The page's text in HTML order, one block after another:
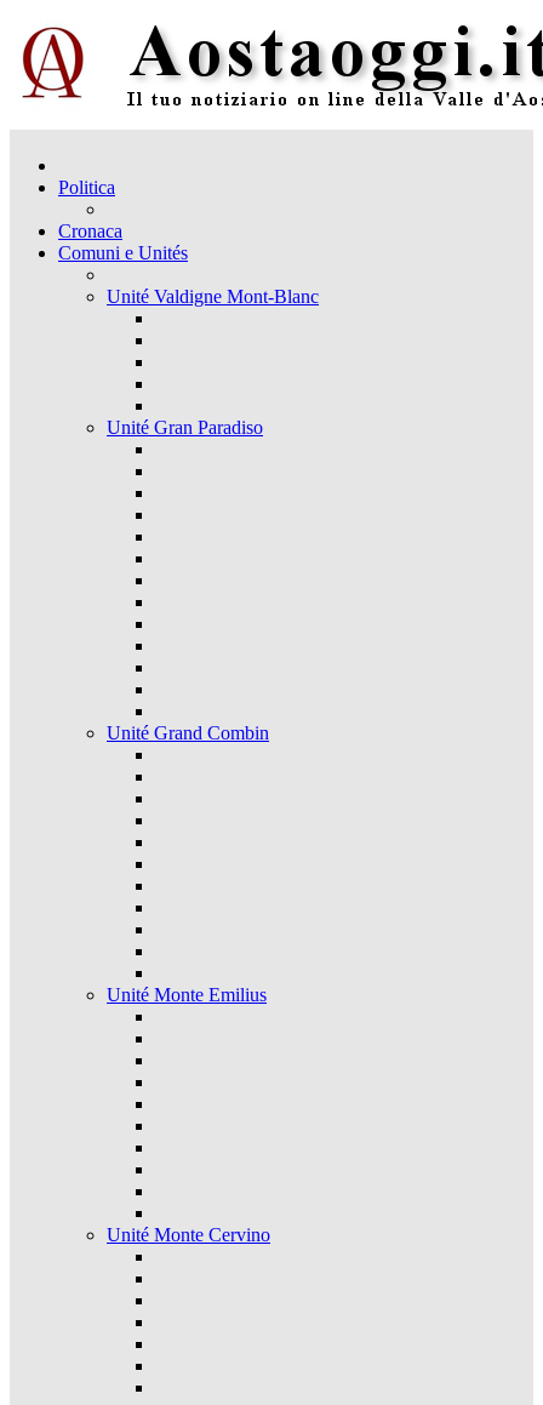
Politica
Cronaca
Comuni e Unités
Unité Valdigne Mont-Blanc
Unité Gran Paradiso
Unité Grand Combin
Unité Monte Emilius
Unité Monte Cervino